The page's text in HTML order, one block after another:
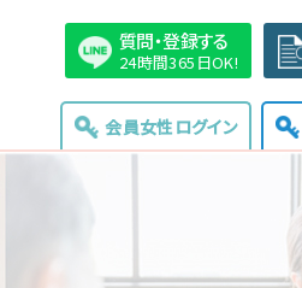
質問・登録する
24時間365日OK!
会員女性ログイン